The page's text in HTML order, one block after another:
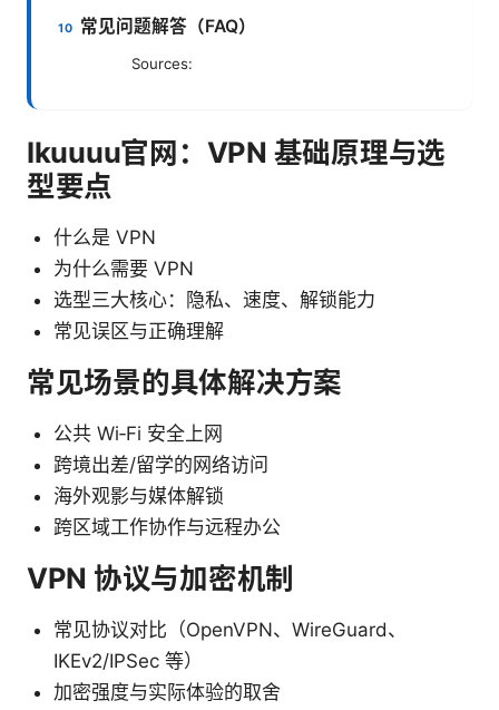
常见问题解答（FAQ）
Sources:
Ikuuuu官网：VPN 基础原理与选
型要点
什么是 VPN
为什么需要 VPN
选型三大核心：隐私、速度、解锁能力
常见误区与正确理解
常见场景的具体解决方案
公共 Wi‑Fi 安全上网
跨境出差/留学的网络访问
海外观影与媒体解锁
跨区域工作协作与远程办公
VPN 协议与加密机制
常见协议对比（OpenVPN、WireGuard、
IKEv2/IPSec 等）
加密强度与实际体验的取舍